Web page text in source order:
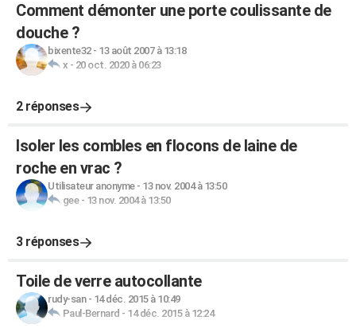
Comment démonter une porte coulissante de
douche ?
bixente32- 13 août 2007 à 13:18
x - 20 oct. 2020 à 06:23
2 réponses
Isoler les combles en flocons de laine de
roche en vrac ?
Utilisateur anonyme- 13 nov. 2004 à 13:50
gee- 13 nov. 2004 à 13:50
3 réponses
Toile de verre autocollante
rudy-san- 14 déc. 2015 à 10:49
Paul-Bernard - 14 déc. 2015 à 12:24